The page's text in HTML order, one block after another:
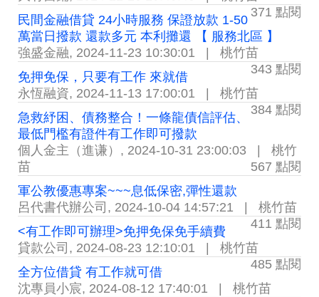
371 點閱
民間金融借貸 24小時服務 保證放款 1-50
萬當日撥款 還款多元 本利攤還 【 服務北區 】
強盛金融, 2024-11-23 10:30:01
桃竹苗
343 點閱
免押免保，只要有工作 來就借
永恆融資, 2024-11-13 17:00:01
桃竹苗
384 點閱
急救紓困、債務整合！一條龍債信評估、
最低門檻有證件有工作即可撥款
個人金主（進谦） , 2024-10-31 23:00:03
桃竹
苗
567 點閱
軍公教優惠專案~~~息低保密,彈性還款
呂代書代辦公司 , 2024-10-04 14:57:21
桃竹苗
411 點閱
<有工作即可辦理>免押免保免手續費
貸款公司 , 2024-08-23 12:10:01
桃竹苗
485 點閱
全方位借貸 有工作就可借
沈專員小宸, 2024-08-12 17:40:01
桃竹苗